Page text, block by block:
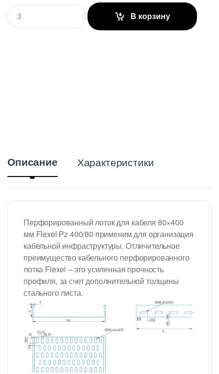
Q
u
a
В корзину
Описание Характеристики
Перфорированный лоток для кабеля 80×400
мм Flexel Pz 400/80 применим для организация
кабельной инфраструктуры. Отличительное
преимущество кабельного перфорированного
лотка Flexel – это усиленная прочность
профиля, за счет дополнительной толщины
стального листа.